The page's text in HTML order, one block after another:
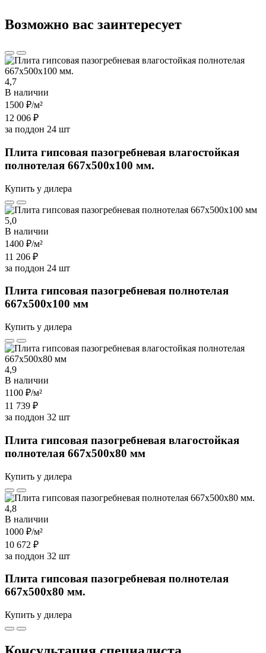
Возможно вас заинтересует
4,7
В наличии
1500 ₽/м²
12 006 ₽
за поддон 24 шт
Плита гипсовая пазогребневая влагостойкая
полнотелая 667х500х100 мм.
Купить у дилера
5,0
В наличии
1400 ₽/м²
11 206 ₽
за поддон 24 шт
Плита гипсовая пазогребневая полнотелая
667х500х100 мм
Купить у дилера
4,9
В наличии
1100 ₽/м²
11 739 ₽
за поддон 32 шт
Плита гипсовая пазогребневая влагостойкая
полнотелая 667х500х80 мм
Купить у дилера
4,8
В наличии
1000 ₽/м²
10 672 ₽
за поддон 32 шт
Плита гипсовая пазогребневая полнотелая
667х500х80 мм.
Купить у дилера